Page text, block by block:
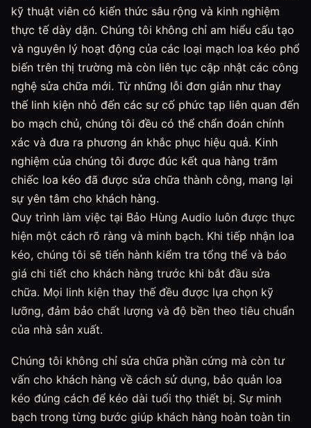
kỹ thuật viên có kiến thức sâu rộng và kinh nghiệm
thực tế dày dặn. Chúng tôi không chỉ am hiểu cấu tạo
và nguyên lý hoạt động của các loại mạch loa kéo phổ
biến trên thị trường mà còn liên tục cập nhật các công
nghệ sửa chữa mới. Từ những lỗi đơn giản như thay
thế linh kiện nhỏ đến các sự cố phức tạp liên quan đến
bo mạch chủ, chúng tôi đều có thể chẩn đoán chính
xác và đưa ra phương án khắc phục hiệu quả. Kinh
nghiệm của chúng tôi được đúc kết qua hàng trăm
chiếc loa kéo đã được sửa chữa thành công, mang lại
sự yên tâm cho khách hàng.
Quy trình làm việc tại Bảo Hùng Audio luôn được thực
hiện một cách rõ ràng và minh bạch. Khi tiếp nhận loa
kéo, chúng tôi sẽ tiến hành kiểm tra tổng thể và báo
giá chi tiết cho khách hàng trước khi bắt đầu sửa
chữa. Mọi linh kiện thay thế đều được lựa chọn kỹ
lưỡng, đảm bảo chất lượng và độ bền theo tiêu chuẩn
của nhà sản xuất.
Chúng tôi không chỉ sửa chữa phần cứng mà còn tư
vấn cho khách hàng về cách sử dụng, bảo quản loa
kéo đúng cách để kéo dài tuổi thọ thiết bị. Sự minh
bạch trong từng bước giúp khách hàng hoàn toàn tin